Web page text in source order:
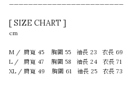
————————————————————————
[ SIZE CHART ]
cm
M / 肩寬 45 胸圍 55 袖長 23 衣長 69
L / 肩寬 47 胸圍 58 袖長 24 衣長 71
XL / 肩寬 49 胸圍 61 袖長 25 衣長 73